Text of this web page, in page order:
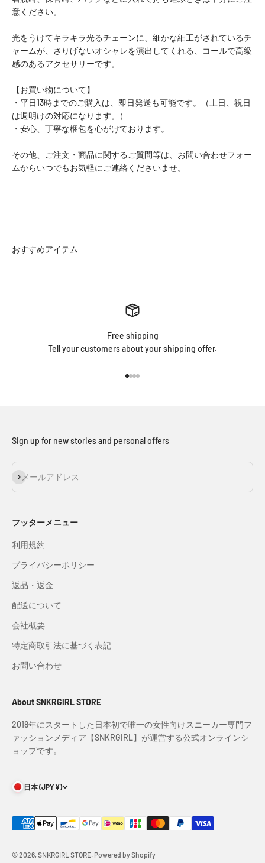
意ください。
光をうけてキラキラ光るチェーンに、細かな細工がされているチ
ャームが、さりげないオシャレを演出してくれる、コールで高級
感のあるアクセサリーです。
【お買い物について】
・平日13時までのご購入は、即日発送も可能です。（土日、祝日
は週明けの対応になります。）
・安心、丁寧な梱包を心がけております。
その他、ご注文・商品に関するご質問等は、お問い合わせフォー
ムからいつでもお気軽にご連絡くださいませ。
Free shipping
Tell your customers about your shipping offer.
Sign up for new stories and personal offers
メールアドレス
登録
フッターメニュー
利用規約
プライバシーポリシー
返品・返金
配送について
会社概要
特定商取引法に基づく表記
お問い合わせ
About SNKRGIRL STORE
2018年にスタートした日本初で唯一の女性向けスニーカー専門フ
ァッションメディア【SNKRGIRL】が運営する公式オンラインシ
ョップです。
日本 (JPY ¥)
© 2026, SNKRGIRL STORE. Powered by Shopify